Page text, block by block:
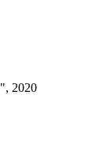
", 2020